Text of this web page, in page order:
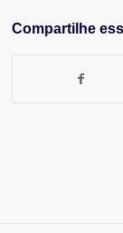
Compartilhe